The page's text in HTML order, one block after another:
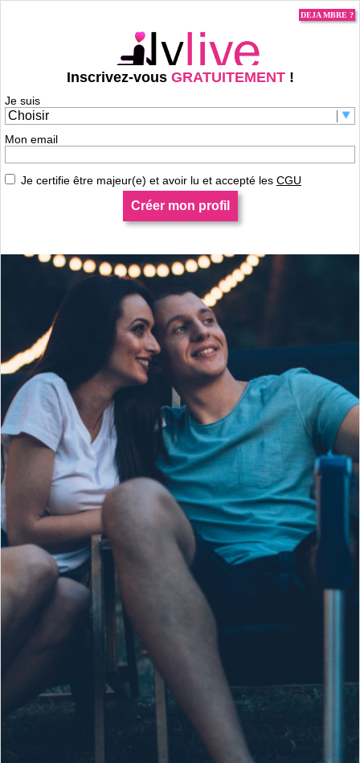
DEJA MBRE ?
Inscrivez-vousGRATUITEMENT !
Je suis
Mon email
Je certifie être majeur(e) et avoir lu et accepté les CGU
Créer mon profil